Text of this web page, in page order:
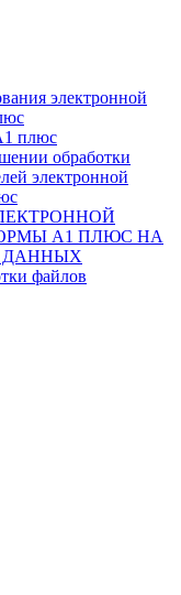
электронной
плюс
обработки
электронной
А1 ПЛЮС НА
ДАННЫХ
файлов